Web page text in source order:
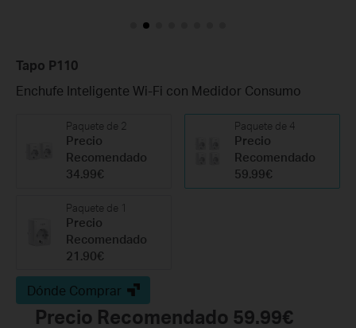
Tapo P110
Enchufe Inteligente Wi-Fi con Medidor Consumo
Paquete de 2
Precio
Recomendado
34.99€
Paquete de 4
Precio
Recomendado
59.99€
Paquete de 1
Precio
Recomendado
21.90€
Dónde Comprar
Precio Recomendado 59.99€